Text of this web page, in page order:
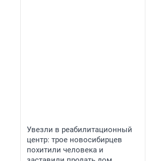
Увезли в реабилитационный
центр: трое новосибирцев
похитили человека и